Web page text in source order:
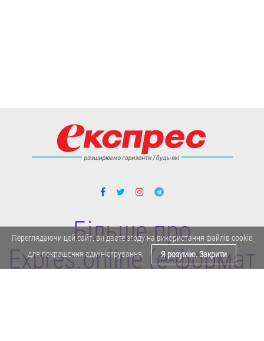
Більше про
Expres.online (e-формат
Переглядаючи цей сайт, ви даєте згоду на використання файлів cookie
для покращення адміністрування.
Я розумію. Закрити